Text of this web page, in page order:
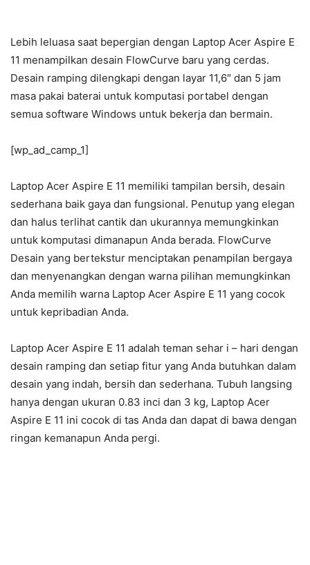
Lebih leluasa saat bepergian dengan Laptop Acer Aspire E
11 menampilkan desain FlowCurve baru yang cerdas.
Desain ramping dilengkapi dengan layar 11,6″ dan 5 jam
masa pakai baterai untuk komputasi portabel dengan
semua software Windows untuk bekerja dan bermain.
[wp_ad_camp_1]
Laptop Acer Aspire E 11 memiliki tampilan bersih, desain
sederhana baik gaya dan fungsional. Penutup yang elegan
dan halus terlihat cantik dan ukurannya memungkinkan
untuk komputasi dimanapun Anda berada. FlowCurve
Desain yang bertekstur menciptakan penampilan bergaya
dan menyenangkan dengan warna pilihan memungkinkan
Anda memilih warna Laptop Acer Aspire E 11 yang cocok
untuk kepribadian Anda.
Laptop Acer Aspire E 11 adalah teman sehar i – hari dengan
desain ramping dan setiap fitur yang Anda butuhkan dalam
desain yang indah, bersih dan sederhana. Tubuh langsing
hanya dengan ukuran 0.83 inci dan 3 kg, Laptop Acer
Aspire E 11 ini cocok di tas Anda dan dapat di bawa dengan
ringan kemanapun Anda pergi.